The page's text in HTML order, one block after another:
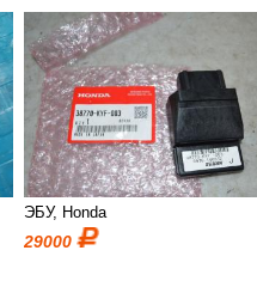
ЭБУ, Honda
29000